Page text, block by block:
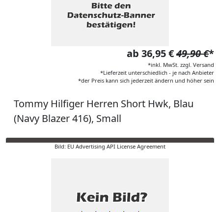
ab 36,95 €49,90 €*
*inkl. MwSt. zzgl. Versand
*Lieferzeit unterschiedlich - je nach Anbieter
*der Preis kann sich jederzeit ändern und höher sein
Tommy Hilfiger Herren Short Hwk, Blau
(Navy Blazer 416), Small
Bild: EU Advertising API License Agreement